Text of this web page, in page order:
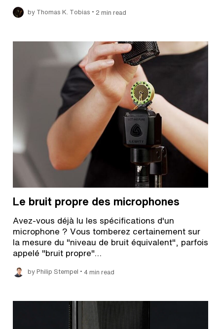
by Thomas K. Tobias • 2 min read
Le bruit propre des microphones
Avez-vous déjà lu les spécifications d'un
microphone ? Vous tomberez certainement sur
la mesure du "niveau de bruit équivalent", parfois
appelé "bruit propre"…
by Philip Stempel • 4 min read